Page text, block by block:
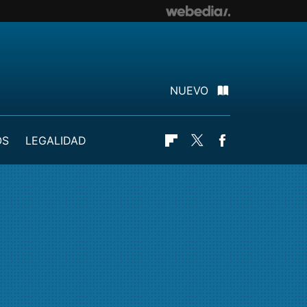
NUEVO
LEGALIDAD Flipboard
Twitter